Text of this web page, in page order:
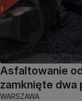
Asfaltowanie
zamknięte dwa
WARSZAWA